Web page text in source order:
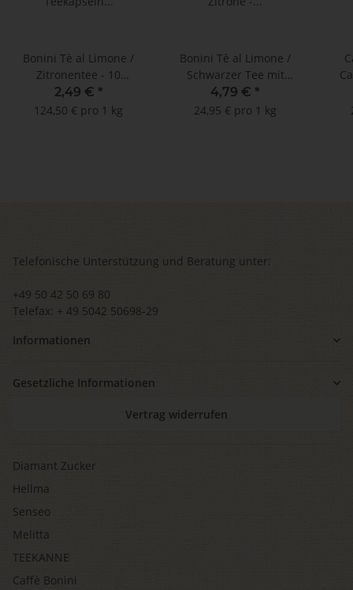
Bonini Tè al Limone /
Zitronentee - 10
Teekapseln Nespresso
®*
2,49 € *
124,50 € pro 1 kg
Bonini Tè al Limone /
Schwarzer Tee mit
Zitrone - 16 Teekapseln
Dolce Gusto ®*
4,79 € *
24,95 € pro 1 kg
Telefonische Unterstützung und Beratung unter:
+49 50 42 50 69 80
Telefax: + 49 5042 50698-29
Informationen
Gesetzliche Informationen
Vertrag widerrufen
Diamant Zucker
Hellma
Senseo
Melitta
TEEKANNE
Caffè Bonini